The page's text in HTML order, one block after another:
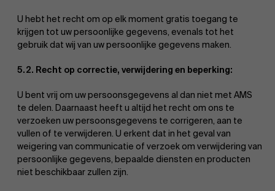
U hebt het recht om op elk moment gratis toegang te
krijgen tot uw persoonlijke gegevens, evenals tot het
gebruik dat wij van uw persoonlijke gegevens maken.
5.2. Recht op correctie, verwijdering en beperking:
U bent vrij om uw persoonsgegevens al dan niet met AMS
te delen. Daarnaast heeft u altijd het recht om ons te
verzoeken uw persoonsgegevens te corrigeren, aan te
vullen of te verwijderen. U erkent dat in het geval van
weigering van communicatie of verzoek om verwijdering van
persoonlijke gegevens, bepaalde diensten en producten
niet beschikbaar zullen zijn.